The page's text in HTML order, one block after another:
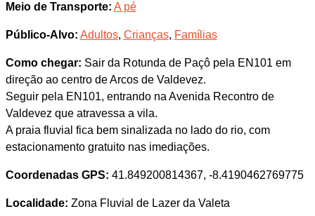
Meio de Transporte: A pé
Público-Alvo: Adultos, Crianças, Famílias
Como chegar: Sair da Rotunda de Paçô pela EN101 em
direção ao centro de Arcos de Valdevez.
Seguir pela EN101, entrando na Avenida Recontro de
Valdevez que atravessa a vila.
A praia fluvial fica bem sinalizada no lado do rio, com
estacionamento gratuito nas imediações.
Coordenadas GPS: 41.849200814367, -8.4190462769775
Localidade: Zona Fluvial de Lazer da Valeta